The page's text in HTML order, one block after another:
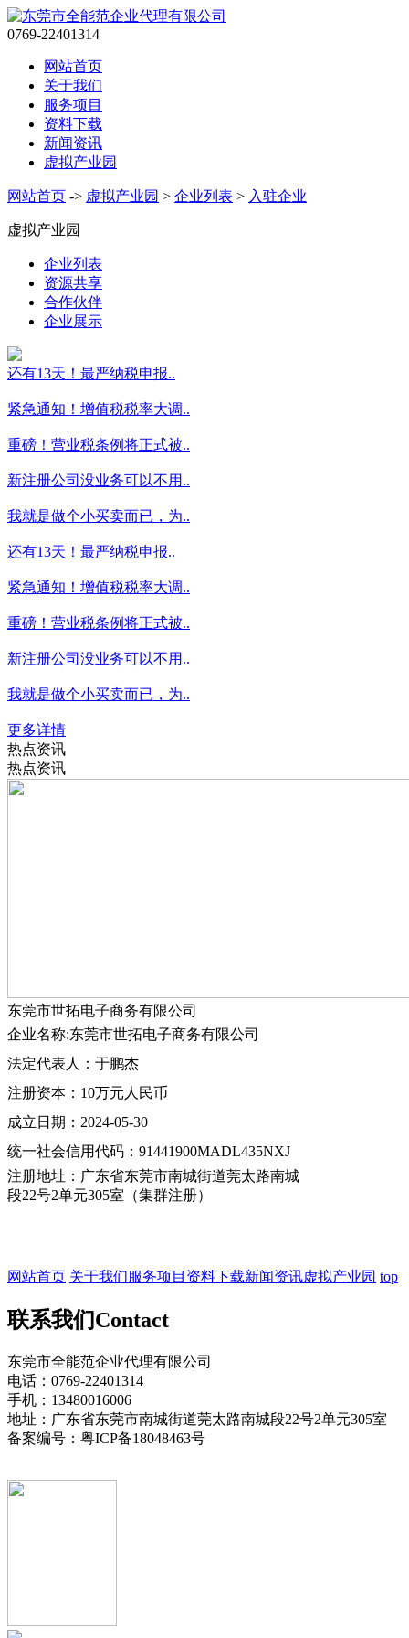
0769-22401314
网站首页
关于我们
服务项目
资料下载
新闻资讯
虚拟产业园
网站首页 -> 虚拟产业园 > 企业列表 > 入驻企业
虚拟产业园
企业列表
资源共享
合作伙伴
企业展示
还有13天！最严纳税申报..
紧急通知！增值税税率大调..
重磅！营业税条例将正式被..
新注册公司没业务可以不用..
我就是做个小买卖而已，为..
还有13天！最严纳税申报..
紧急通知！增值税税率大调..
重磅！营业税条例将正式被..
新注册公司没业务可以不用..
我就是做个小买卖而已，为..
更多详情
热点资讯
热点资讯
东莞市世拓电子商务有限公司
企业名称:东莞市世拓电子商务有限公司
法定代表人：于鹏杰
注册资本：10万元人民币
成立日期：2024-05-30
统一社会信用代码：91441900MADL435NXJ
注册地址：广东省东莞市南城街道莞太路南城
段22号2单元305室（集群注册）
网站首页 关于我们服务项目 资料下载新闻资讯虚拟产业园 top
联系我们Contact
东莞市全能范企业代理有限公司
电话：0769-22401314
手机：13480016006
地址：广东省东莞市南城街道莞太路南城段22号2单元305室
备案编号：粤ICP备18048463号